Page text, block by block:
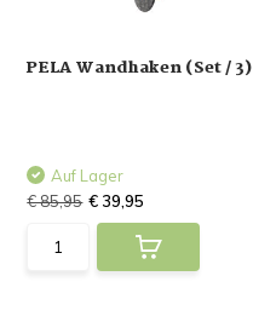
PELA Wandhaken (Set / 3)
Auf Lager
€ 85,95 € 39,95